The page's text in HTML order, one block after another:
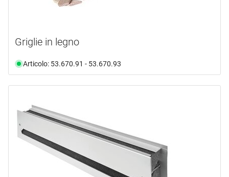
Griglie in legno
Articolo: 53.670.91 - 53.670.93